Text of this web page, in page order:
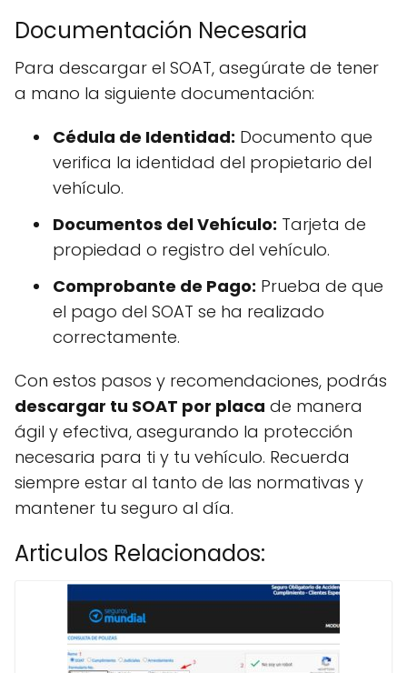
Documentación Necesaria
Para descargar el SOAT, asegúrate de tener
a mano la siguiente documentación:
Cédula de Identidad: Documento que
verifica la identidad del propietario del
vehículo.
Documentos del Vehículo: Tarjeta de
propiedad o registro del vehículo.
Comprobante de Pago: Prueba de que
el pago del SOAT se ha realizado
correctamente.
Con estos pasos y recomendaciones, podrás
descargar tu SOAT por placa de manera
ágil y efectiva, asegurando la protección
necesaria para ti y tu vehículo. Recuerda
siempre estar al tanto de las normativas y
mantener tu seguro al día.
Articulos Relacionados: